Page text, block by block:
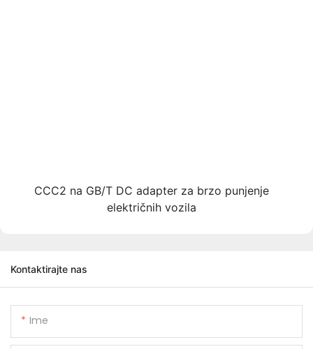
CCC2 na GB/T DC adapter za brzo punjenje
električnih vozila
Kontaktirajte nas
Ime